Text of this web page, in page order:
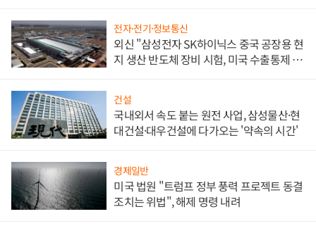
전자·전기·정보통신
외신 "삼성전자 SK하이닉스 중국 공장용 현
지 생산 반도체 장비 시험, 미국 수출통제 대
건설
국내외서 속도 붙는 원전 사업, 삼성물산·현
대건설·대우건설에 다가오는 '약속의 시간'
경제일반
미국 법원 "트럼프 정부 풍력 프로젝트 동결
조치는 위법", 해제 명령 내려